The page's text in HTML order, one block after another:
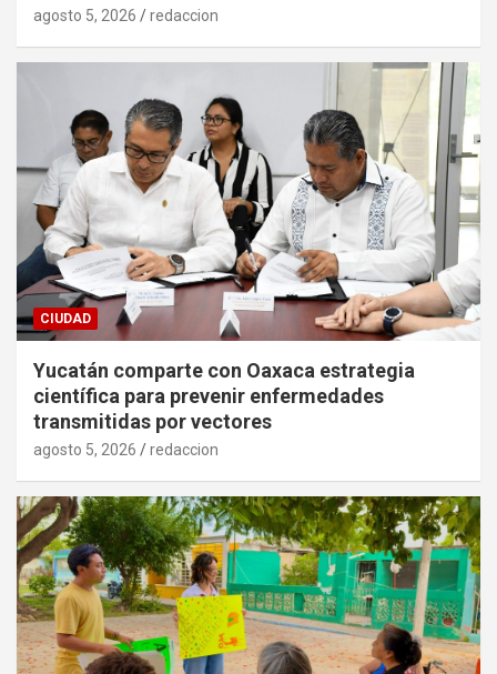
agosto 5, 2026 redaccion
CIUDAD
Yucatán comparte con Oaxaca estrategia
científica para prevenir enfermedades
transmitidas por vectores
agosto 5, 2026 redaccion